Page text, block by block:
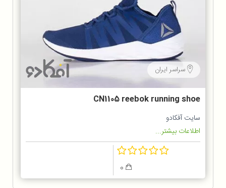
سراسر ایران
CN1105 reebok running shoe
سایت آفکادو
اطلاعات بیشتر...